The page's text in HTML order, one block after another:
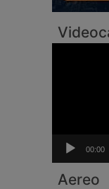
00:00
Aereo